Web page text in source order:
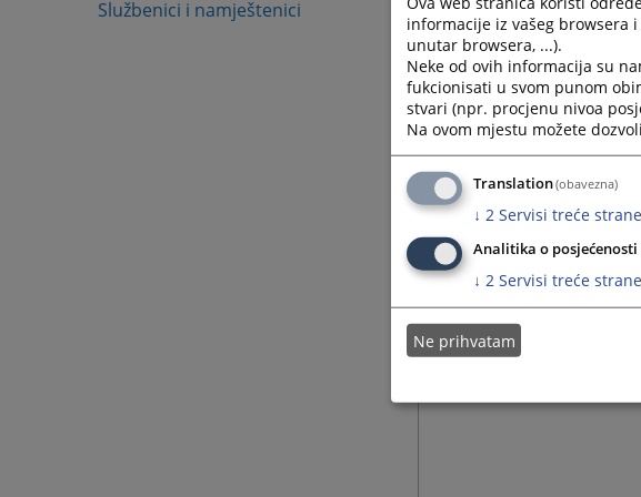
Službenici i namještenici
informacije iz vašeg browsera
unutar browsera, ...).
Neke od ovih informacija su
fukcionisati u svom punom
stvari (npr. procjenu nivoa
Na ovom mjestu možete
Translation(obavezna)
↓ 2 Servisi treće strane
Analitika o
↓ 2 Servisi treće strane
Ne prihvatam